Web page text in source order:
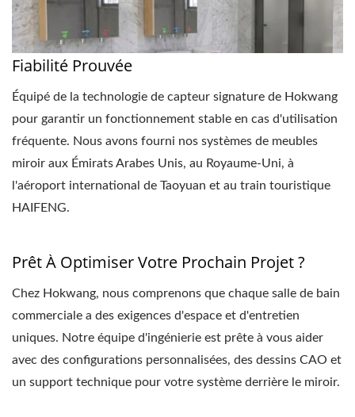
Fiabilité Prouvée
Équipé de la technologie de capteur signature de Hokwang
pour garantir un fonctionnement stable en cas d'utilisation
fréquente. Nous avons fourni nos systèmes de meubles
miroir aux Émirats Arabes Unis, au Royaume-Uni, à
l'aéroport international de Taoyuan et au train touristique
HAIFENG.
Prêt À Optimiser Votre Prochain Projet ?
Chez Hokwang, nous comprenons que chaque salle de bain
commerciale a des exigences d'espace et d'entretien
uniques. Notre équipe d'ingénierie est prête à vous aider
avec des configurations personnalisées, des dessins CAO et
un support technique pour votre système derrière le miroir.